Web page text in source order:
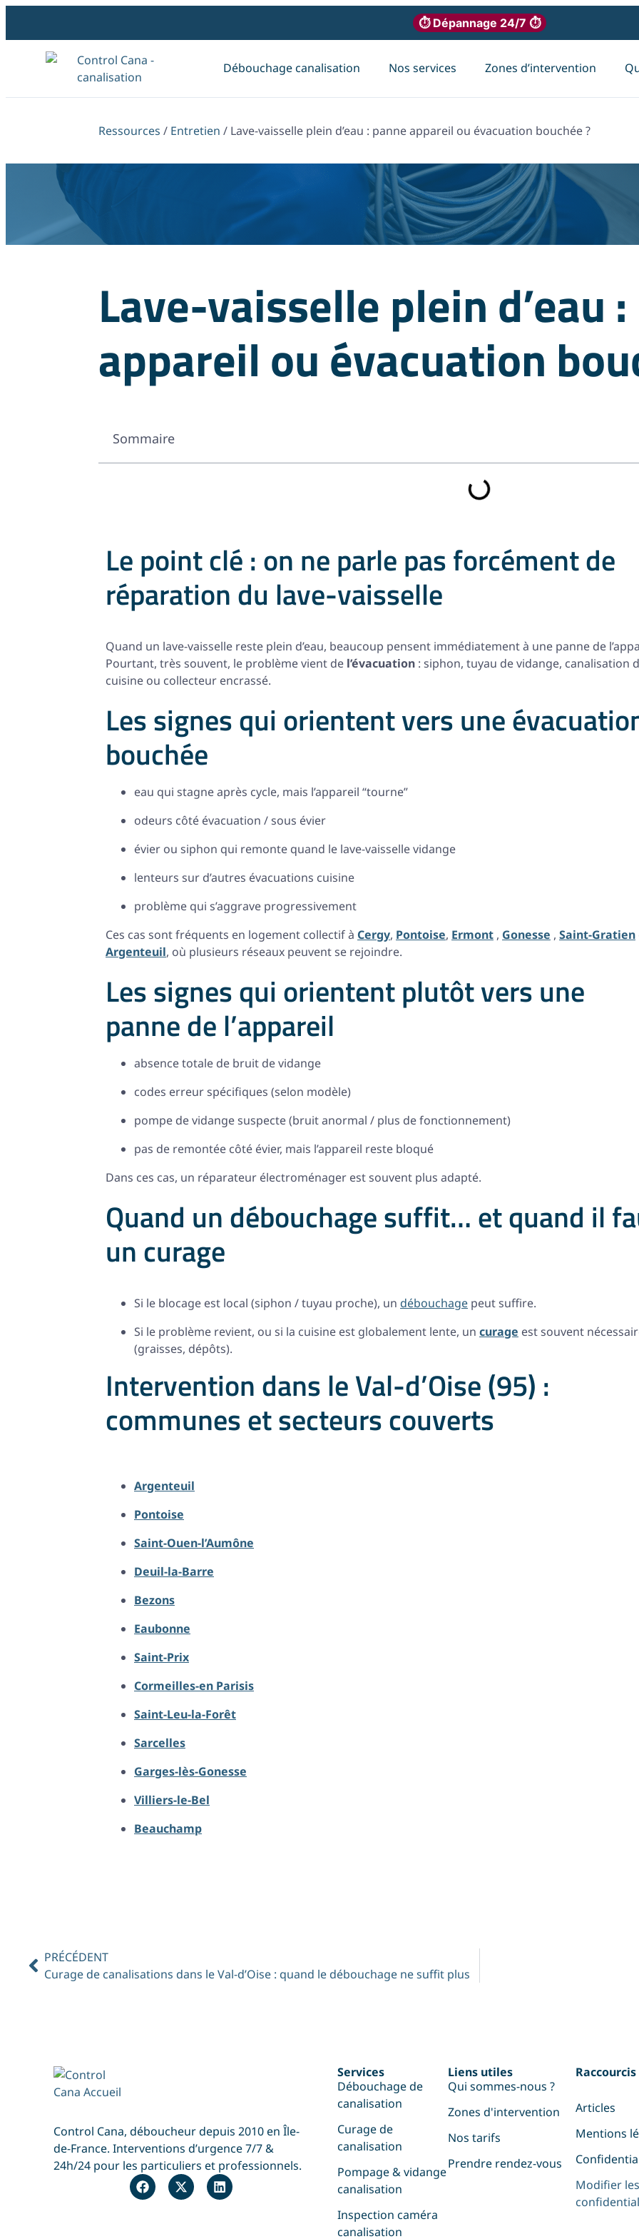
⏱ Dépannage 24/7 ⏱
Débouchage canalisation Nos services Zones d’intervention
Ressources / Entretien / Lave-vaisselle plein d’eau : panne appareil ou évacuation bouchée ?
Lave-vaisselle plein d’eau
appareil ou évacuation
Sommaire
Le point clé : on ne parle pas forcément de
réparation du lave-vaisselle
Quand un lave-vaisselle reste plein d’eau, beaucoup pensent immédiatement à une panne de
Pourtant, très souvent, le problème vient de l’évacuation : siphon, tuyau de vidange, canalisation
cuisine ou collecteur encrassé.
Les signes qui orientent vers une
bouchée
eau qui stagne après cycle, mais l’appareil “tourne”
odeurs côté évacuation / sous évier
évier ou siphon qui remonte quand le lave-vaisselle vidange
lenteurs sur d’autres évacuations cuisine
problème qui s’aggrave progressivement
Ces cas sont fréquents en logement collectif à Cergy, Pontoise, Ermont , Gonesse , Saint-Gratien
Argenteuil, où plusieurs réseaux peuvent se rejoindre.
Les signes qui orientent plutôt vers une
panne de l’appareil
absence totale de bruit de vidange
codes erreur spécifiques (selon modèle)
pompe de vidange suspecte (bruit anormal / plus de fonctionnement)
pas de remontée côté évier, mais l’appareil reste bloqué
Dans ces cas, un réparateur électroménager est souvent plus adapté.
Quand un débouchage suffit… et quand il
un curage
Si le blocage est local (siphon / tuyau proche), un débouchage peut suffire.
Si le problème revient, ou si la cuisine est globalement lente, un curage est souvent
(graisses, dépôts).
Intervention dans le Val-d’Oise (95) :
communes et secteurs couverts
Argenteuil
Pontoise
Saint-Ouen-l’Aumône
Deuil-la-Barre
Bezons
Eaubonne
Saint-Prix
Cormeilles-en Parisis
Saint-Leu-la-Forêt
Sarcelles
Garges-lès-Gonesse
Villiers-le-Bel
Beauchamp
PRÉCÉDENT
Curage de canalisations dans le Val-d’Oise : quand le débouchage ne suffit plus
Control Cana, déboucheur depuis 2010 en Île-
de-France. Interventions d’urgence 7/7 &
24h/24 pour les particuliers et professionnels.
Services
Débouchage de
canalisation
Curage de
canalisation
Pompage & vidange
canalisation
Inspection caméra
canalisation
Liens utiles
Qui sommes-nous ?
Zones d'intervention
Nos tarifs
Prendre rendez-vous
Raccourcis
Articles
Mentions
Modifier